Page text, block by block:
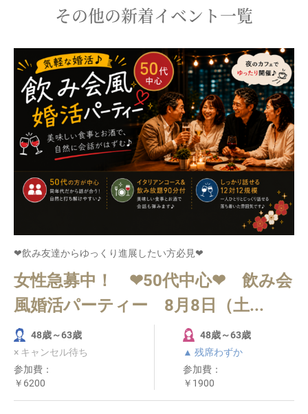
その他の新着イベント一覧
❤飲み友達からゆっくり進展したい方必見❤
女性急募中！ ❤50代中心❤ 飲み会
風婚活パーティー 8月8日（土...
48歳～63歳
× キャンセル待ち
参加費：
￥6200
48歳～63歳
▲ 残席わずか
参加費：
￥1900